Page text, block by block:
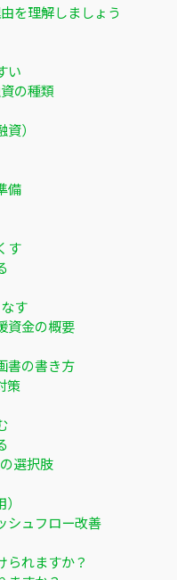
を理解しましょう
い
の種類
）
備
す
す
資金の概要
書の書き方
策
選択肢
シュフロー改善
られますか？